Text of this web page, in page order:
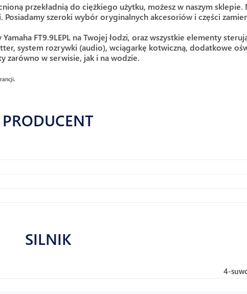
przekładnią do ciężkiego użytku, możesz w naszym
szeroki wybór oryginalnych akcesoriów i części
FT9.9LEPL na Twojej łodzi, oraz wszystkie elementy
system rozrywki (audio), wciągarkę kotwiczną, dodatkowe
zarówno w serwisie, jak i na wodzie.
PRODUCENT
SILNIK
4-